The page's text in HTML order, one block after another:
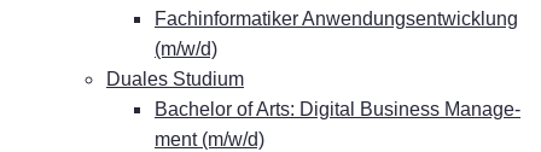
Fach­in­for­ma­ti­ker An­wen­dungs­ent­wick­lung
(m/w/d)
Dua­les Studium
Ba­che­lor of Arts: Di­gi­tal Busi­ness Ma­nage­
ment (m/w/d)